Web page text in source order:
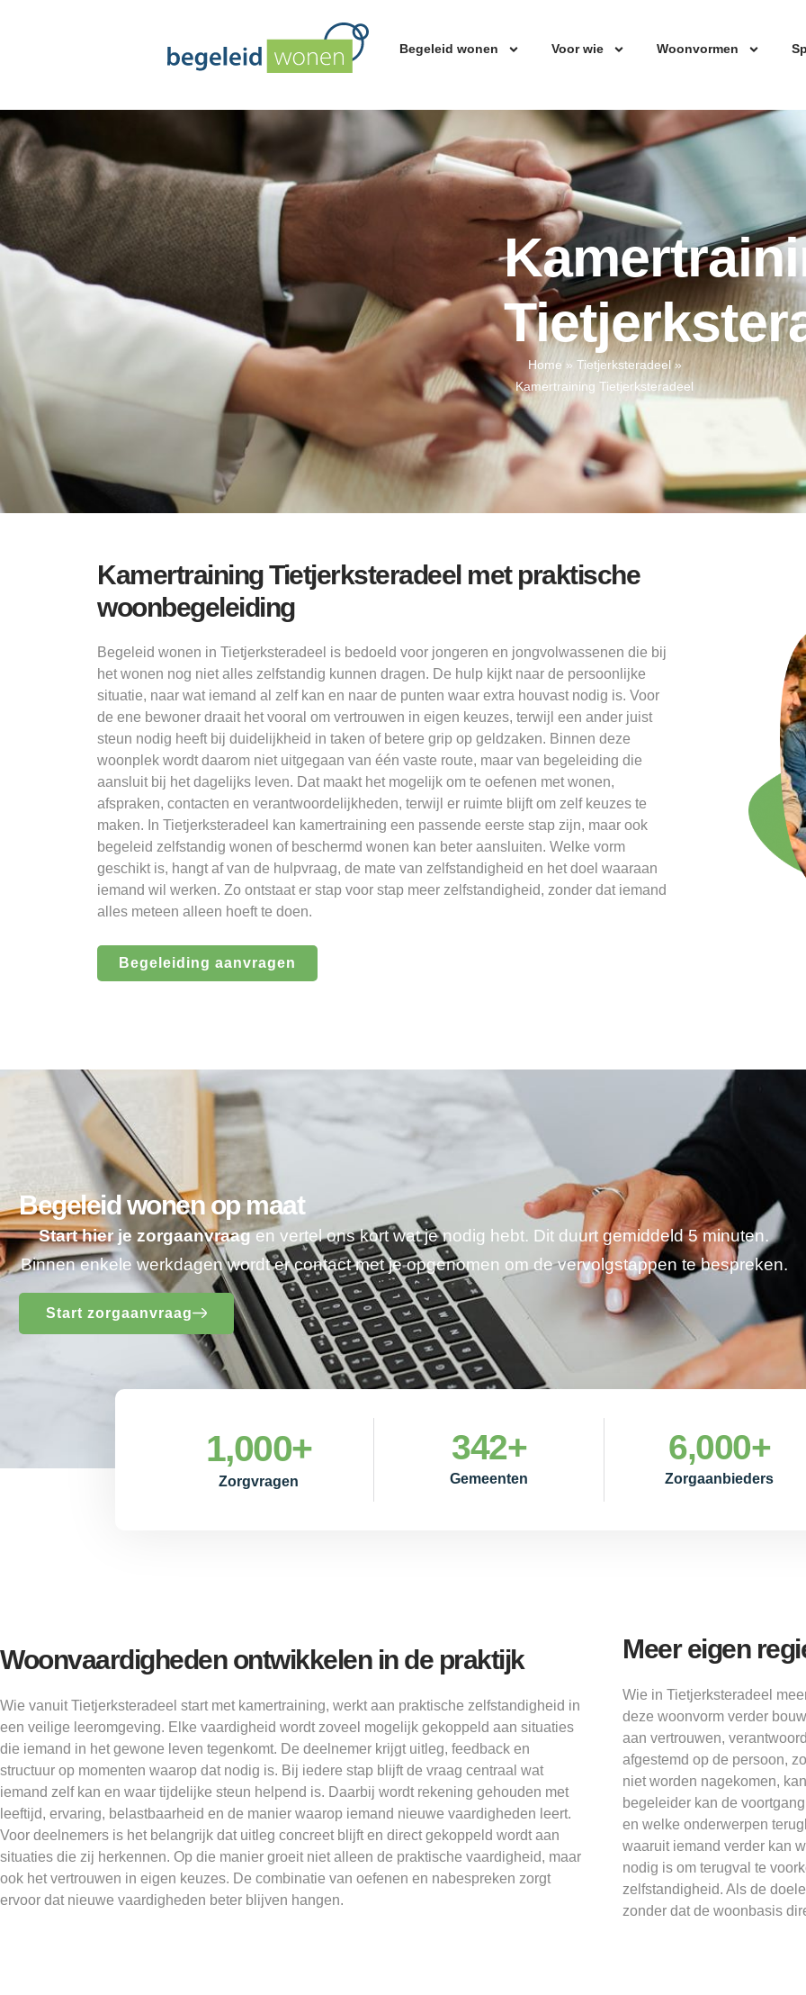
Begeleid wonen Voor wie Woonvormen
Home » Tietjerksteradeel »
Kamertraining Tietjerksteradeel
Kamertraining Tietjerksteradeel met praktische
woonbegeleiding
Begeleid wonen in Tietjerksteradeel is bedoeld voor jongeren en jongvolwassenen die bij
het wonen nog niet alles zelfstandig kunnen dragen. De hulp kijkt naar de persoonlijke
situatie, naar wat iemand al zelf kan en naar de punten waar extra houvast nodig is. Voor
de ene bewoner draait het vooral om vertrouwen in eigen keuzes, terwijl een ander juist
steun nodig heeft bij duidelijkheid in taken of betere grip op geldzaken. Binnen deze
woonplek wordt daarom niet uitgegaan van één vaste route, maar van begeleiding die
aansluit bij het dagelijks leven. Dat maakt het mogelijk om te oefenen met wonen,
afspraken, contacten en verantwoordelijkheden, terwijl er ruimte blijft om zelf keuzes te
maken. In Tietjerksteradeel kan kamertraining een passende eerste stap zijn, maar ook
begeleid zelfstandig wonen of beschermd wonen kan beter aansluiten. Welke vorm
geschikt is, hangt af van de hulpvraag, de mate van zelfstandigheid en het doel waaraan
iemand wil werken. Zo ontstaat er stap voor stap meer zelfstandigheid, zonder dat iemand
alles meteen alleen hoeft te doen.
Begeleiding aanvragen
Begeleid wonen op maat
Start hier je zorgaanvraagen vertel ons kort wat je nodig hebt. Dit duurt gemiddeld 5 minuten.
Binnen enkele werkdagen wordt er contact met je opgenomen om de vervolgstappen te bespreken.
Start zorgaanvraag
Zorgvragen
1,000+
Gemeenten
342+
Zorgaanbieders
6,000+
Woonvaardigheden ontwikkelen in de praktijk
Wie vanuit Tietjerksteradeel start met kamertraining, werkt aan praktische zelfstandigheid in
een veilige leeromgeving. Elke vaardigheid wordt zoveel mogelijk gekoppeld aan situaties
die iemand in het gewone leven tegenkomt. De deelnemer krijgt uitleg, feedback en
structuur op momenten waarop dat nodig is. Bij iedere stap blijft de vraag centraal wat
iemand zelf kan en waar tijdelijke steun helpend is. Daarbij wordt rekening gehouden met
leeftijd, ervaring, belastbaarheid en de manier waarop iemand nieuwe vaardigheden leert.
Voor deelnemers is het belangrijk dat uitleg concreet blijft en direct gekoppeld wordt aan
situaties die zij herkennen. Op die manier groeit niet alleen de praktische vaardigheid, maar
ook het vertrouwen in eigen keuzes. De combinatie van oefenen en nabespreken zorgt
ervoor dat nieuwe vaardigheden beter blijven hangen.
Meer eigen
Wie in Tietjerksteradeel
deze woonvorm verder
aan vertrouwen,
afgestemd op de persoon,
niet worden nagekomen,
begeleider kan de
en welke onderwerpen
waaruit iemand verder kan
nodig is om terugval te
zelfstandigheid. Als de
zonder dat de woonbasis